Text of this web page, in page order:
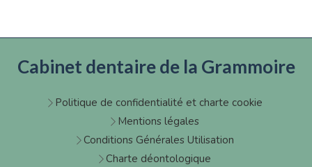
Cabinet dentaire de la Grammoire
Politique de confidentialité et charte cookie
Mentions légales
Conditions Générales Utilisation
Charte déontologique